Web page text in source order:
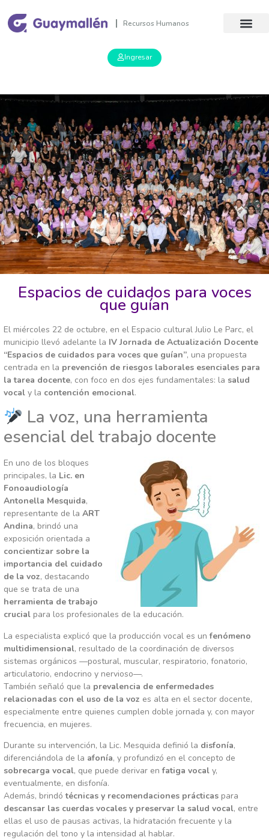
Recursos Humanos
Ingresar
Espacios de cuidados para voces
que guían
El miércoles 22 de octubre, en el Espacio cultural Julio Le Parc, el
municipio llevó adelante la IV Jornada de Actualización Docente
“Espacios de cuidados para voces que guían”, una propuesta
centrada en la prevención de riesgos laborales esenciales para
la tarea docente, con foco en dos ejes fundamentales: la salud
vocal y la contención emocional.
La voz, una herramienta
esencial del trabajo docente
En uno de los bloques
principales, la Lic. en
Fonoaudiología
Antonella Mesquida,
representante de la ART
Andina, brindó una
exposición orientada a
concientizar sobre la
importancia del cuidado
de la voz, destacando
que se trata de una
herramienta de trabajo
crucial para los profesionales de la educación.
La especialista explicó que la producción vocal es unfenómeno
multidimensional, resultado de la coordinación de diversos
sistemas orgánicos —postural, muscular, respiratorio, fonatorio,
articulatorio, endocrino y nervioso—.
También señaló que la prevalencia de enfermedades
relacionadas con el uso de la voz es alta en el sector docente,
especialmente entre quienes cumplen doble jornada y, con mayor
frecuencia, en mujeres.
Durante su intervención, la Lic. Mesquida definió la disfonía,
diferenciándola de la afonía, y profundizó en el concepto de
sobrecarga vocal, que puede derivar enfatiga vocal y,
eventualmente, en disfonía.
Además, brindótécnicas y recomendaciones prácticas para
descansar las cuerdas vocales y preservar la salud vocal, entre
ellas el uso de pausas activas, la hidratación frecuente y la
regulación del tono y la intensidad al hablar.